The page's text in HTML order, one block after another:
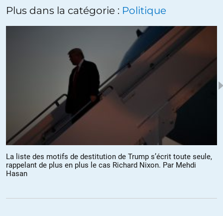
Messianisme, couverture de la Dictature mondialiste, par le Dr
Philippe Ploncard d’Assac :
https://m.youtube.com/watch?v=z79q6ykMdjM
ALERTER
Chris// 07.02.2019 à 11h32
L’Europe des nantis se porte plutôt bien :
7 févr. 2019 – Les entreprises européennes vont verser 350
milliards de dividendes
https://titrespresse.com/3951451901/entreprises-europeennes-
verser-milliards-dividendes
Plus dans la catégorie : Politique
La liste des motifs de destitution de Trump s’écrit toute seule,
rappelant de plus en plus le cas Richard Nixon. Par Mehdi
Hasan